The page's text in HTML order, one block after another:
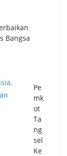
Bangsa
Pe
mk
ot
Ta
ng
sel
Ke